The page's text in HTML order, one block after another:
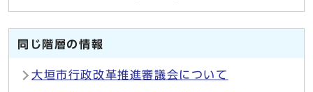
同じ階層の情報
大垣市行政改革推進審議会について